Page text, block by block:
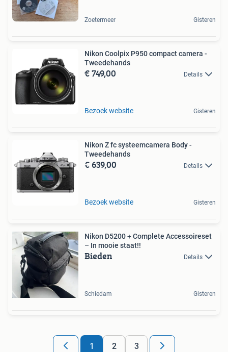
Zoetermeer Gisteren
Nikon Coolpix P950 compact camera -
Tweedehands
€ 749,00 Details
Bezoek website Gisteren
Nikon Z fc systeemcamera Body -
Tweedehands
€ 639,00 Details
Bezoek website Gisteren
Nikon D5200 + Complete Accessoireset
– In mooie staat!!
Bieden Details
Schiedam Gisteren
1 2 3